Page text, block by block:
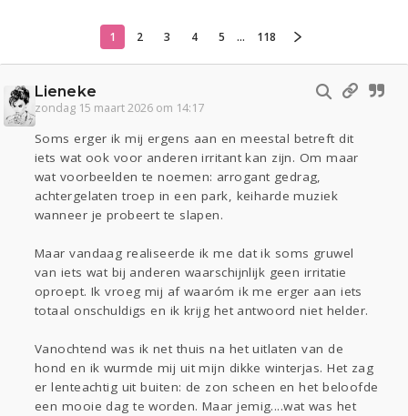
Overig
Actueel
Lijf & Lijn
Kinderen
Digi
Zwanger
Psyche Thuis
Klussen
Sport
Contact Viva zoekt
Aangeboden
Doen
Lezen
1 2 3 4 5 ... 118
Lieneke
zondag 15 maart 2026 om 14:17
Soms erger ik mij ergens aan en meestal betreft dit
iets wat ook voor anderen irritant kan zijn. Om maar
wat voorbeelden te noemen: arrogant gedrag,
achtergelaten troep in een park, keiharde muziek
wanneer je probeert te slapen.
Maar vandaag realiseerde ik me dat ik soms gruwel
van iets wat bij anderen waarschijnlijk geen irritatie
oproept. Ik vroeg mij af waaróm ik me erger aan iets
totaal onschuldigs en ik krijg het antwoord niet helder.
Vanochtend was ik net thuis na het uitlaten van de
hond en ik wurmde mij uit mijn dikke winterjas. Het zag
er lenteachtig uit buiten: de zon scheen en het beloofde
een mooie dag te worden. Maar jemig....wat was het